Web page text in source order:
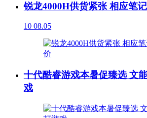
锐龙4000H供货紧张 相应笔
10 08.05
十代酷睿游戏本暑促臻选 文
戏